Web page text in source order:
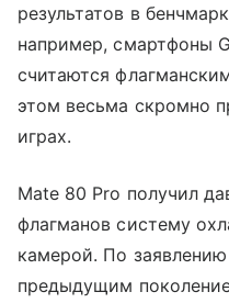
результатов в
например, смартфоны
считаются
этом весьма скромно
играх.
Mate 80 Pro получил
флагманов систему
камерой. По
предыдущим